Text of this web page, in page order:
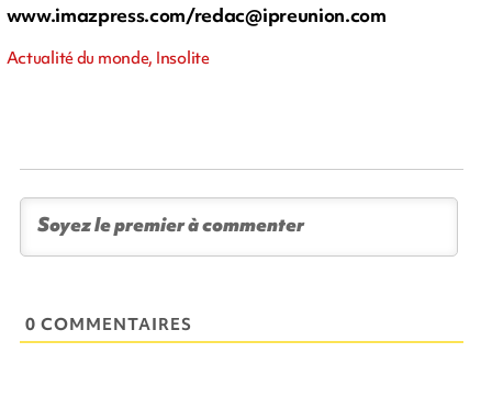
www.imazpress.com/redac@ipreunion.com
Actualité du monde, Insolite
0 COMMENTAIRES